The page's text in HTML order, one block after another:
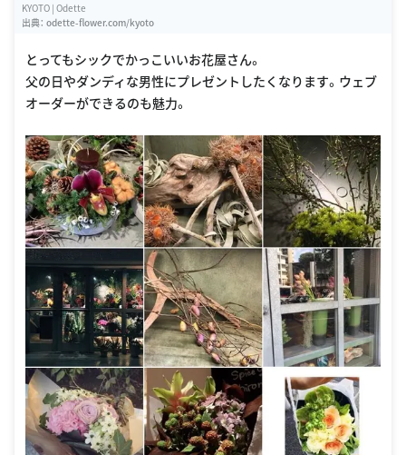
KYOTO | Odette
出典： odette-flower.com/kyoto
とってもシックでかっこいいお花屋さん。
父の日やダンディな男性にプレゼントしたくなります。ウェブ
オーダーができるのも魅力。